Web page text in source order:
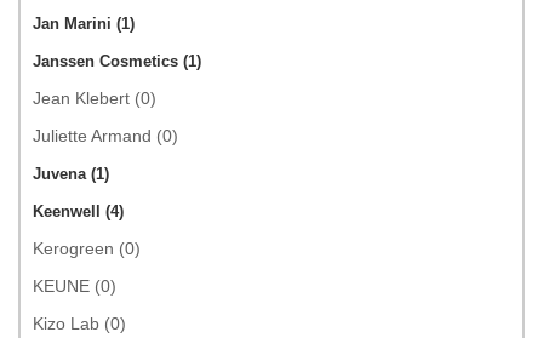
Jan Marini (1)
Janssen Cosmetics (1)
Jean Klebert (0)
Juliette Armand (0)
Juvena (1)
Keenwell (4)
Kerogreen (0)
KEUNE (0)
Kizo Lab (0)